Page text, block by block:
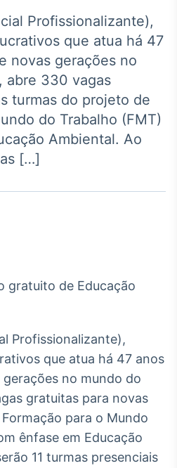
Agro
Tudo sobre o
agronegócio
Broadcast
Político
Os bastidores da
política em tempo
White Label
Plataforma para
conteúdos
personalizados
Broadcast
OTC
Plataforma para
Profissionalizante),
que atua há 47
novas gerações no
abre 330 vagas
turmas do projeto de
do Trabalho (FMT)
Ambiental. Ao
[…]
Profissionalizante),
que atua há 47 anos
no mundo do
gratuitas para novas
para o Mundo
ênfase em Educação
11 turmas presenciais